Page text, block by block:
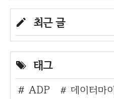
최근 글
태그
ADP
데이터마